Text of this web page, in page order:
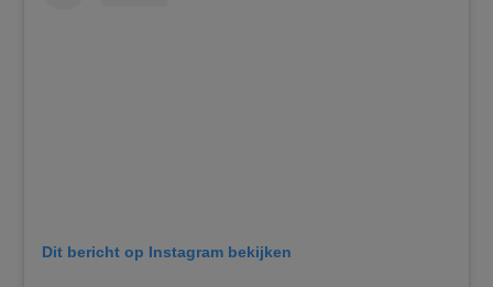
Dit bericht op Instagram bekijken